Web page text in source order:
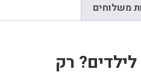
משלוחים
לילדים? רק